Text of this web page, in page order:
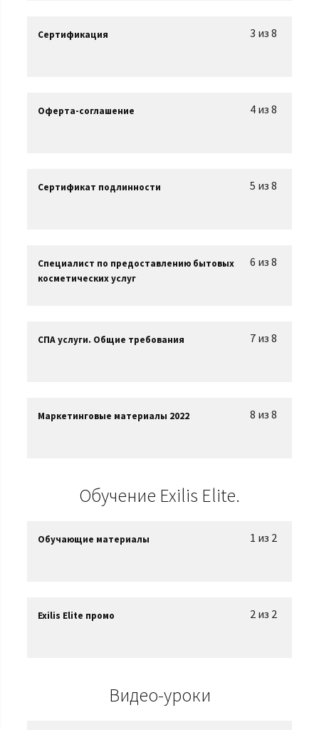
3 из 8
Сертификация
4 из 8
Оферта-соглашение
5 из 8
Сертификат подлинности
6 из 8
Специалист по предоставлению бытовых
косметических услуг
7 из 8
СПА услуги. Общие требования
8 из 8
Маркетинговые материалы 2022
Обучение Exilis Elite.
1 из 2
Обучающие материалы
2 из 2
Exilis Elite промо
Видео-уроки